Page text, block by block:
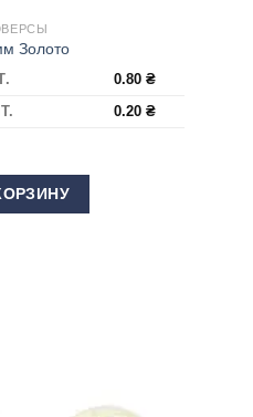
Золото
0.80₴
0.20₴
Люверс Блочка 5 мм Золото